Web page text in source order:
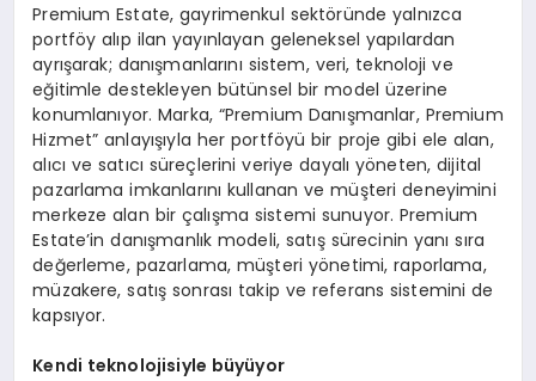
Premium Estate, gayrimenkul sektöründe yalnızca
portföy alıp ilan yayınlayan geleneksel yapılardan
ayrışarak; danışmanlarını sistem, veri, teknoloji ve
eğitimle destekleyen bütünsel bir model üzerine
konumlanıyor. Marka, “Premium Danışmanlar, Premium
Hizmet” anlayışıyla her portföyü bir proje gibi ele alan,
alıcı ve satıcı süreçlerini veriye dayalı yöneten, dijital
pazarlama imkanlarını kullanan ve müşteri deneyimini
merkeze alan bir çalışma sistemi sunuyor. Premium
Estate’in danışmanlık modeli, satış sürecinin yanı sıra
değerleme, pazarlama, müşteri yönetimi, raporlama,
müzakere, satış sonrası takip ve referans sistemini de
kapsıyor.
Kendi teknolojisiyle büyüyor